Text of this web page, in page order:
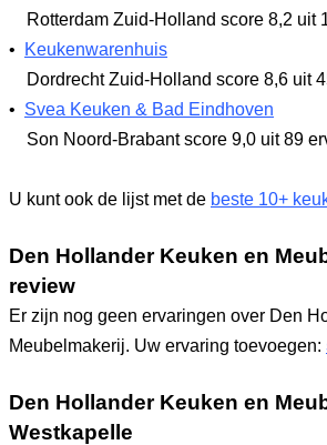
Rotterdam Zuid-Holland score 8,2 uit
•
Keukenwarenhuis
Dordrecht Zuid-Holland score 8,6 uit
• Svea Keuken & Bad Eindhoven
Son Noord-Brabantscore 9,0 uit 89
U kunt ook de lijst met de beste 10+
Den Hollander Keuken en
review
Er zijn nog geen ervaringen over Den
Meubelmakerij. Uw ervaring toevoegen:
Den Hollander Keuken en
Westkapelle